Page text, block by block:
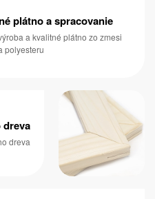
plátno a spracovanie
a kvalitné plátno zo zmesi
polyesteru
dreva
dreva